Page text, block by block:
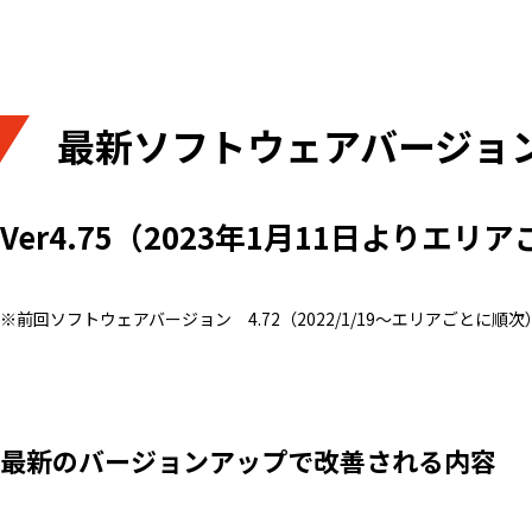
最新ソフトウェアバージョ
Ver4.75（2023年1月11日よりエリア
※前回ソフトウェアバージョン 4.72（2022/1/19～エリアごとに順次
最新のバージョンアップで改善される内容